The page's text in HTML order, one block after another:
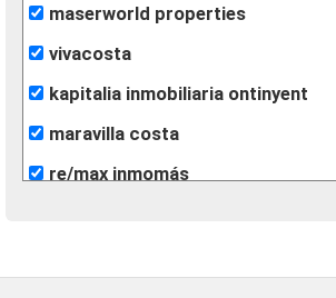
maserworld properties
vivacosta
kapitalia inmobiliaria ontinyent
maravilla costa
re/max inmomás